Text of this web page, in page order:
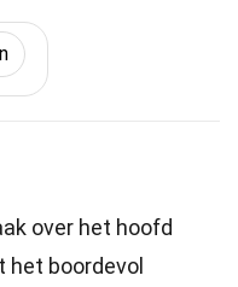
over het hoofd
het boordevol